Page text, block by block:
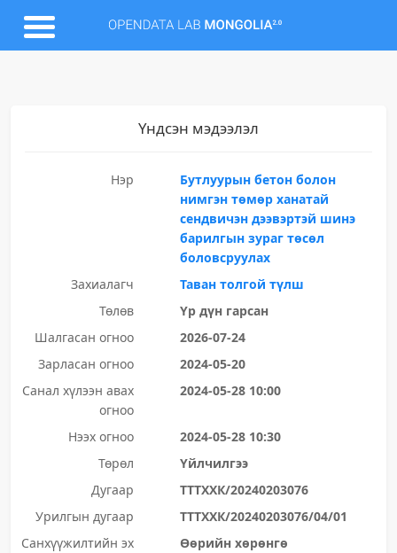
Үндсэн мэдээлэл
Нэр
Бутлуурын бетон болон
нимгэн төмөр ханатай
сендвичэн дээвэртэй шинэ
барилгын зураг төсөл
боловсруулах
Захиалагч
Таван толгой түлш
Төлөв
Үр дүн гарсан
Шалгасан огноо
2026-07-24
Зарласан огноо
2024-05-20
Санал хүлээн авах
огноо
2024-05-28 10:00
Нээх огноо
2024-05-28 10:30
Төрөл
Үйлчилгээ
Дугаар
ТТТХХК/20240203076
Урилгын дугаар
ТТТХХК/20240203076/04/01
Санхүүжилтийн эх
Өөрийн хөрөнгө